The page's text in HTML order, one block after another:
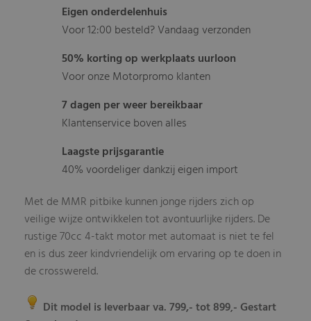
Eigen onderdelenhuis
Voor 12:00 besteld? Vandaag verzonden
50% korting op werkplaats uurloon
Voor onze Motorpromo klanten
7 dagen per weer bereikbaar
Klantenservice boven alles
Laagste prijsgarantie
40% voordeliger dankzij eigen import
Met de MMR pitbike kunnen jonge rijders zich op
veilige wijze ontwikkelen tot avontuurlijke rijders. De
rustige 70cc 4-takt motor met automaat is niet te fel
en is dus zeer kindvriendelijk om ervaring op te doen in
de crosswereld.
Dit model is leverbaar va. 799,- tot 899,- Gestart